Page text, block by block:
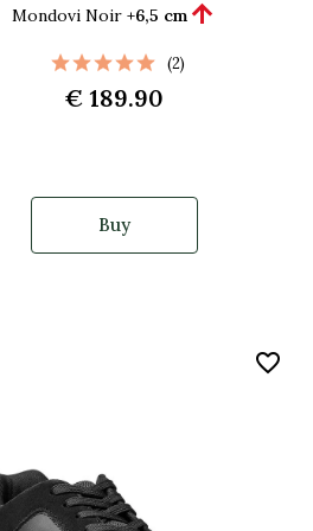
Mondovi Noir +6,5 cm 
(2)
€ 189.90
Buy
favorite_border